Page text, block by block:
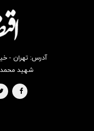
آدرس: تهران -
شهید